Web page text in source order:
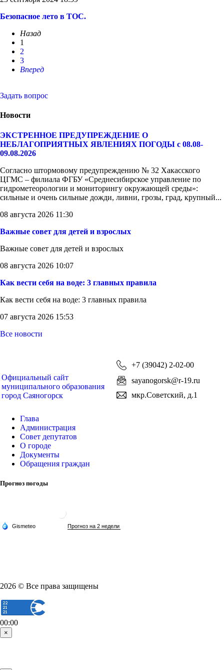
Безопасное лето в ТОС.
Назад
1
2
3
Вперед
Задать вопрос
Новости
ЭКСТРЕННОЕ ПРЕДУПРЕЖДЕНИЕ О
НЕБЛАГОПРИЯТНЫХ ЯВЛЕНИЯХ ПОГОДЫ с 08.08-
09.08.2026
Согласно штормовому предупреждению № 32 Хакасского
ЦГМС – филиала ФГБУ «Среднесибирское управление по
гидрометеорологии и мониторингу окружающей среды»:
сильные и очень сильные дожди, ливни, грозы, град, крупный...
08 августа 2026 11:30
Важные совет для детей и взрослых
Важные совет для детей и взрослых
08 августа 2026 10:07
Как вести себя на воде: 3 главных правила
Как вести себя на воде: 3 главных правила
07 августа 2026 15:53
Все новости
Официальный сайт
муниципального образования
город Саяногорск
+7 (39042) 2-02-00
sayanogorsk@r-19.ru
мкр.Советский, д.1
Глава
Администрация
Совет депутатов
О городе
Документы
Обращения граждан
Прогноз погоды
2026 © Все права защищены
00:00
×